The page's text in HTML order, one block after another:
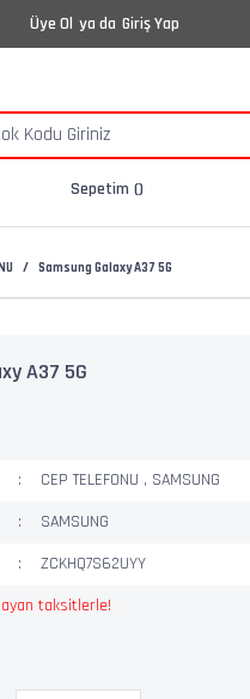
Üye Ol ya da Giriş Yap
Sepetim
Samsung Galaxy A37 5G
A37 5G
CEP TELEFONU , SAMSUNG
SAMSUNG
ZCKHQ7S62UYY
taksitlerle!